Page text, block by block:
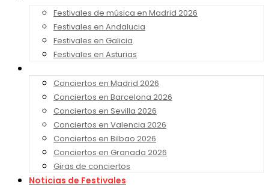
Festivales de música en Madrid 2026
Festivales en Andalucia
Festivales en Galicia
Festivales en Asturias
Conciertos en Madrid 2026
Conciertos en Barcelona 2026
Conciertos en Sevilla 2026
Conciertos en Valencia 2026
Conciertos en Bilbao 2026
Conciertos en Granada 2026
Giras de conciertos
Noticias de Festivales